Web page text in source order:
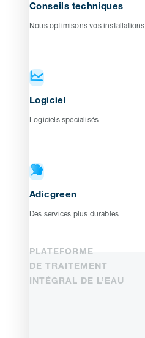
Conseils techniques
Nous optimisons vos installations
Logiciel
Logiciels spécialisés
Adicgreen
Des services plus durables
PLATEFORME
DE TRAITEMENT
INTÉGRAL DE L’EAU